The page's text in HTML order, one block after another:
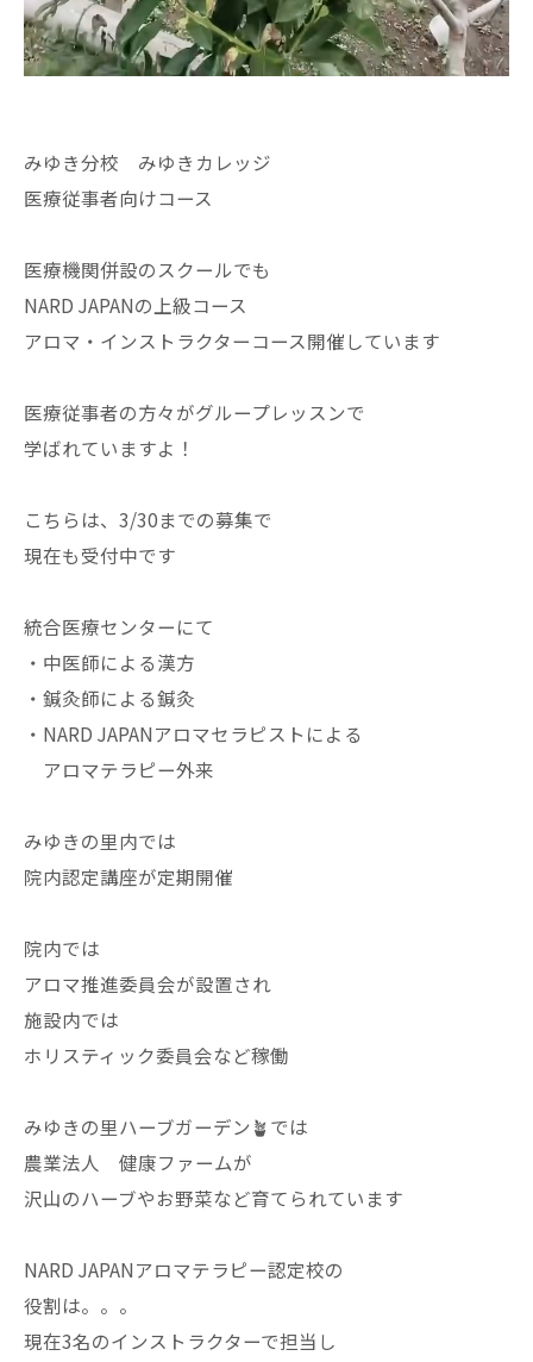
みゆき分校 みゆきカレッジ
医療従事者向けコース
医療機関併設のスクールでも
NARD JAPANの上級コース
アロマ・インストラクターコース開催しています
医療従事者の方々がグループレッスンで
学ばれていますよ！
こちらは、3/30までの募集で
現在も受付中です
統合医療センターにて
・中医師による漢方
・鍼灸師による鍼灸
・NARD JAPANアロマセラピストによる
アロマテラピー外来
みゆきの里内では
院内認定講座が定期開催
院内では
アロマ推進委員会が設置され
施設内では
ホリスティック委員会など稼働
みゆきの里ハーブガーデン🪴では
農業法人 健康ファームが
沢山のハーブやお野菜など育てられています
NARD JAPANアロマテラピー認定校の
役割は。。。
現在3名のインストラクターで担当し